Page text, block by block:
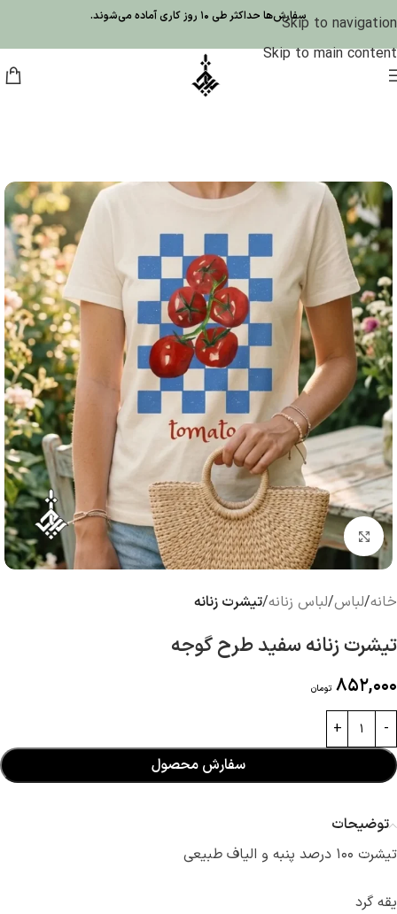
Skip to navigation
Skip to main content
سفارش‌ها حداکثر طی 10 روز کاری آماده می‌شوند.
بزرگنمایی تصویر
خانه لباس لباس زنانه تیشرت زنانه
تیشرت زنانه سفید طرح گوجه
852,000 تومان
سفارش محصول
توضیحات
تیشرت ۱۰۰ درصد پنبه و الیاف طبیعی
یقه گرد